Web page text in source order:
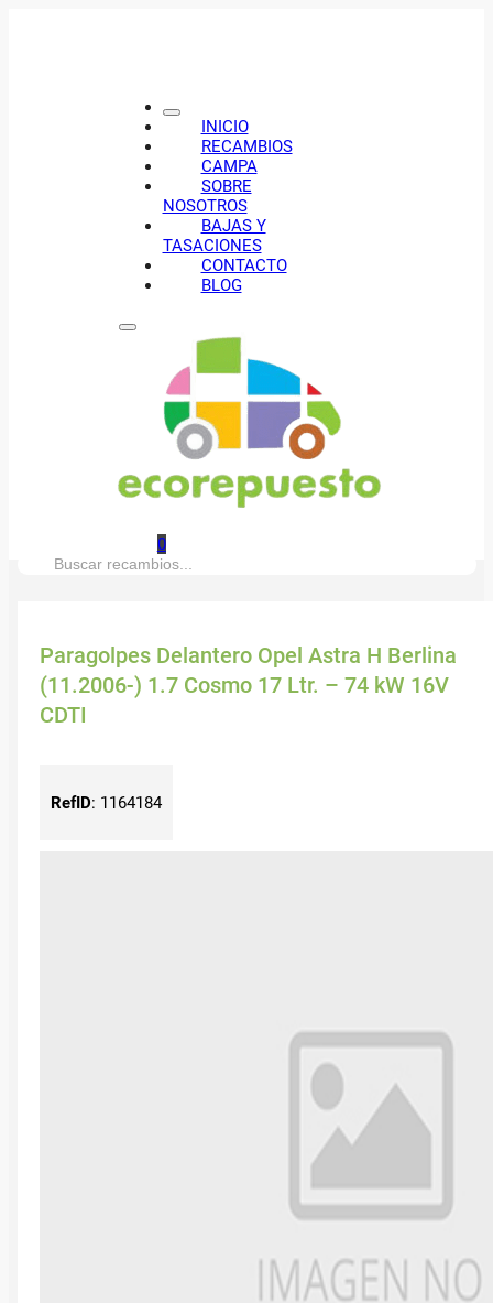
INICIO
RECAMBIOS
CAMPA
SOBRE
NOSOTROS
BAJAS Y
TASACIONES
CONTACTO
BLOG
0
Buscar:
Paragolpes Delantero Opel Astra H Berlina
(11.2006-) 1.7 Cosmo 17 Ltr. – 74 kW 16V
CDTI
RefID: 1164184